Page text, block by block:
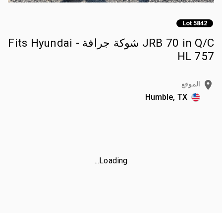
Lot 5842
JRB 70 in Q/C شوكة جرافة - Fits Hyundai
HL 757
الموقع
Humble, TX
Loading...